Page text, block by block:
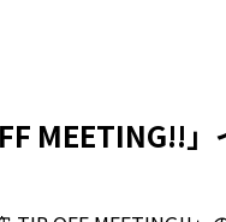
MEETING!!